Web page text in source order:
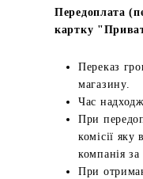
Передоплата
картку
Переказ
магазину.
Час
При
комісії яку
компанія
При